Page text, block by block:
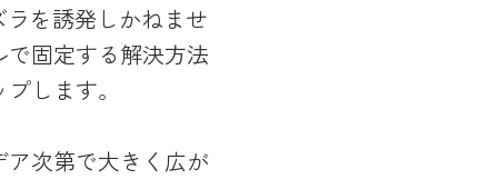
を誘発しかねませ
固定する解決方法
します。
次第で大きく広が